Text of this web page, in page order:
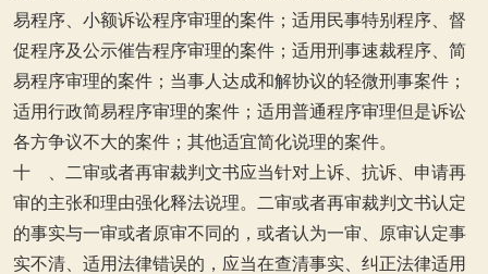
易程序、小额诉讼程序审理的案件；适用民事特别程序、督
促程序及公示催告程序审理的案件；适用刑事速裁程序、简
易程序审理的案件；当事人达成和解协议的轻微刑事案件；
适用行政简易程序审理的案件；适用普通程序审理但是诉讼
各方争议不大的案件；其他适宜简化说理的案件。
十 、二审或者再审裁判文书应当针对上诉、抗诉、申请再
审的主张和理由强化释法说理。二审或者再审裁判文书认定
的事实与一审或者原审不同的，或者认为一审、原审认定事
实不清、适用法律错误的，应当在查清事实、纠正法律适用